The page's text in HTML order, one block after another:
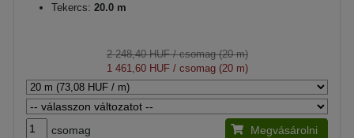
Tekercs: 20.0 m
2 248,40 HUF/ csomag (20 m)
1 461,60 HUF/ csomag (20 m)
csomag Megvásárolni